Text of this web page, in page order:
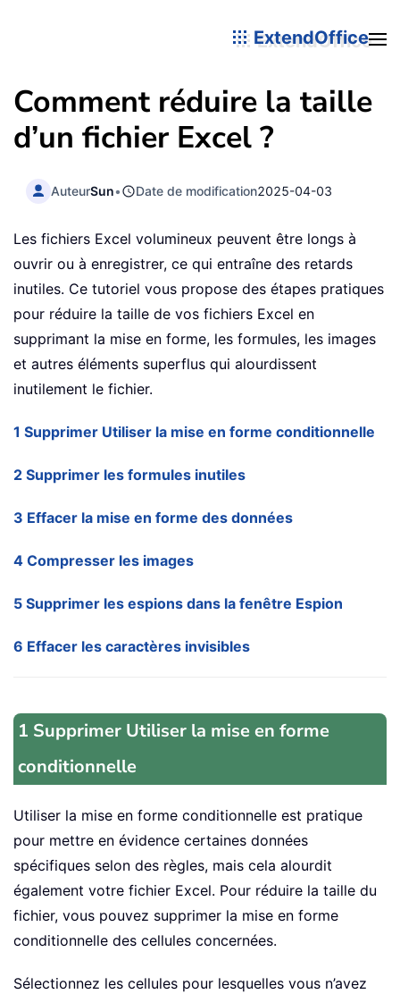
ExtendOffice
Comment réduire la taille
d’un fichier Excel ?
AuteurSun• Date de modification2025-04-03
Les fichiers Excel volumineux peuvent être longs à
ouvrir ou à enregistrer, ce qui entraîne des retards
inutiles. Ce tutoriel vous propose des étapes pratiques
pour réduire la taille de vos fichiers Excel en
supprimant la mise en forme, les formules, les images
et autres éléments superflus qui alourdissent
inutilement le fichier.
1 Supprimer Utiliser la mise en forme conditionnelle
2 Supprimer les formules inutiles
3 Effacer la mise en forme des données
4 Compresser les images
5 Supprimer les espions dans la fenêtre Espion
6 Effacer les caractères invisibles
1 Supprimer Utiliser la mise en forme
conditionnelle
Utiliser la mise en forme conditionnelle est pratique
pour mettre en évidence certaines données
spécifiques selon des règles, mais cela alourdit
également votre fichier Excel. Pour réduire la taille du
fichier, vous pouvez supprimer la mise en forme
conditionnelle des cellules concernées.
Sélectionnez les cellules pour lesquelles vous n’avez